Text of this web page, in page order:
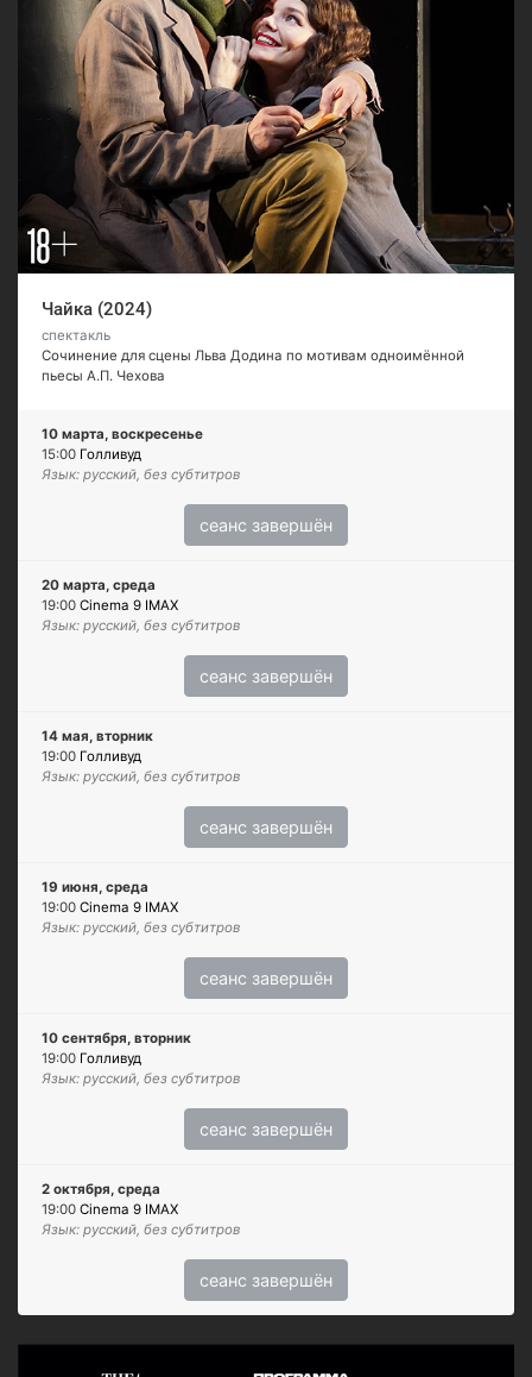
Чайка (2024)
спектакль
Сочинение для сцены Льва Додина по мотивам одноимённой
пьесы А.П. Чехова
10 марта, воскресенье
15:00 Голливуд
Язык: русский, без субтитров
сеанс завершён
20 марта, среда
19:00 Cinema 9 IMAX
Язык: русский, без субтитров
сеанс завершён
14 мая, вторник
19:00 Голливуд
Язык: русский, без субтитров
сеанс завершён
19 июня, среда
19:00 Cinema 9 IMAX
Язык: русский, без субтитров
сеанс завершён
10 сентября, вторник
19:00 Голливуд
Язык: русский, без субтитров
сеанс завершён
2 октября, среда
19:00 Cinema 9 IMAX
Язык: русский, без субтитров
сеанс завершён